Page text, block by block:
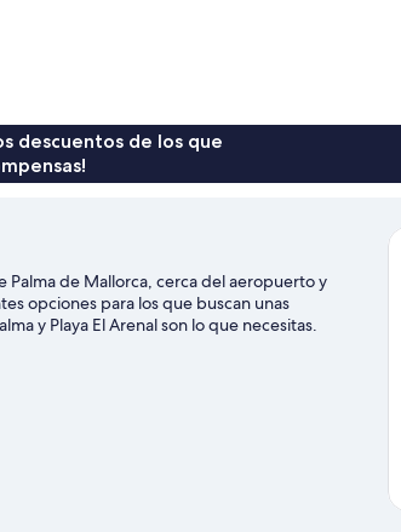
descuentos de los que
Palma de Mallorca, cerca del aeropuerto y
opciones para los que buscan unas
y Playa El Arenal son lo que necesitas.
merecen la pena. Tendrás